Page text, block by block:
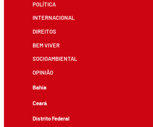
POLÍTICA
INTERNACIONAL
DIREITOS
BEM VIVER
SOCIOAMBIENTAL
OPINIÃO
Bahia
Ceará
Distrito Federal